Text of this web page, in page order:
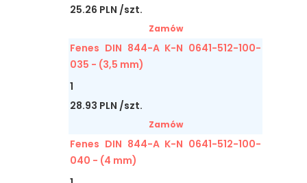
25.26 PLN /szt.
Zamów
Fenes DIN 844-A K-N 0641-512-100-
035 - (3,5 mm)
1
28.93 PLN /szt.
Zamów
Fenes DIN 844-A K-N 0641-512-100-
040 - (4 mm)